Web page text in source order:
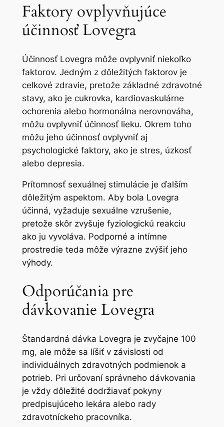
Faktory ovplyvňujúce
účinnosť Lovegra
Účinnosť Lovegra môže ovplyvniť niekoľko
faktorov. Jedným z dôležitých faktorov je
celkové zdravie, pretože základné zdravotné
stavy, ako je cukrovka, kardiovaskulárne
ochorenia alebo hormonálna nerovnováha,
môžu ovplyvniť účinnosť lieku. Okrem toho
môžu jeho účinnosť ovplyvniť aj
psychologické faktory, ako je stres, úzkosť
alebo depresia.
Prítomnosť sexuálnej stimulácie je ďalším
dôležitým aspektom. Aby bola Lovegra
účinná, vyžaduje sexuálne vzrušenie,
pretože skôr zvyšuje fyziologickú reakciu
ako ju vyvoláva. Podporné a intímne
prostredie teda môže výrazne zvýšiť jeho
výhody.
Odporúčania pre
dávkovanie Lovegra
Štandardná dávka Lovegra je zvyčajne 100
mg, ale môže sa líšiť v závislosti od
individuálnych zdravotných podmienok a
potrieb. Pri určovaní správneho dávkovania
je vždy dôležité dodržiavať pokyny
predpisujúceho lekára alebo rady
zdravotníckeho pracovníka.